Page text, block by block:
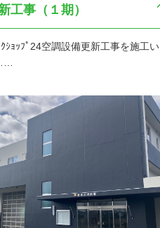
工事（１期）
ｸｼｮｯﾌﾟ24空調設備更新工事を施工い